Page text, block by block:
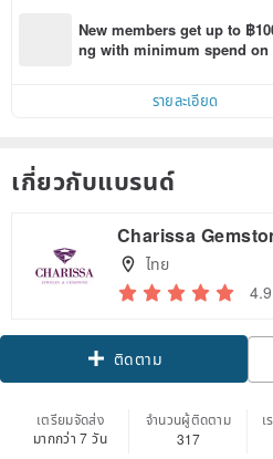
New members get up to ฿
ng with minimum spend on
รายละเอียด
เกี่ยวกับแบรนด์
Charissa
ไทย
4.9
ติดตาม
เตรียมจัดส่ง
มากกว่า 7 วัน
จำนวนผู้ติดตาม
317